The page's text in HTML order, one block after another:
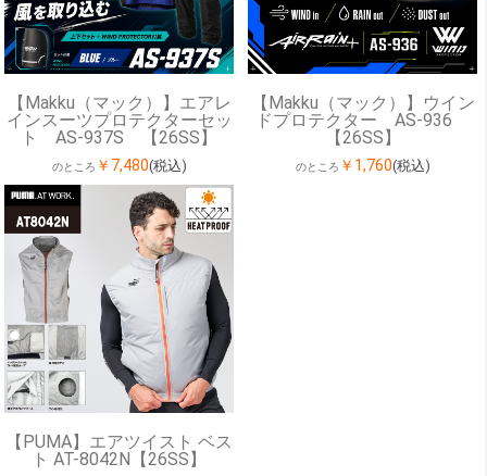
【Makku（マック）】エアレ
インスーツプロテクターセッ
ト AS-937S 【26SS】
のところ ￥7,480(税込)
【Makku（マック）】ウイン
ドプロテクター AS-936
【26SS】
のところ ￥1,760(税込)
【PUMA】エアツイスト ベス
ト AT-8042N【26SS】